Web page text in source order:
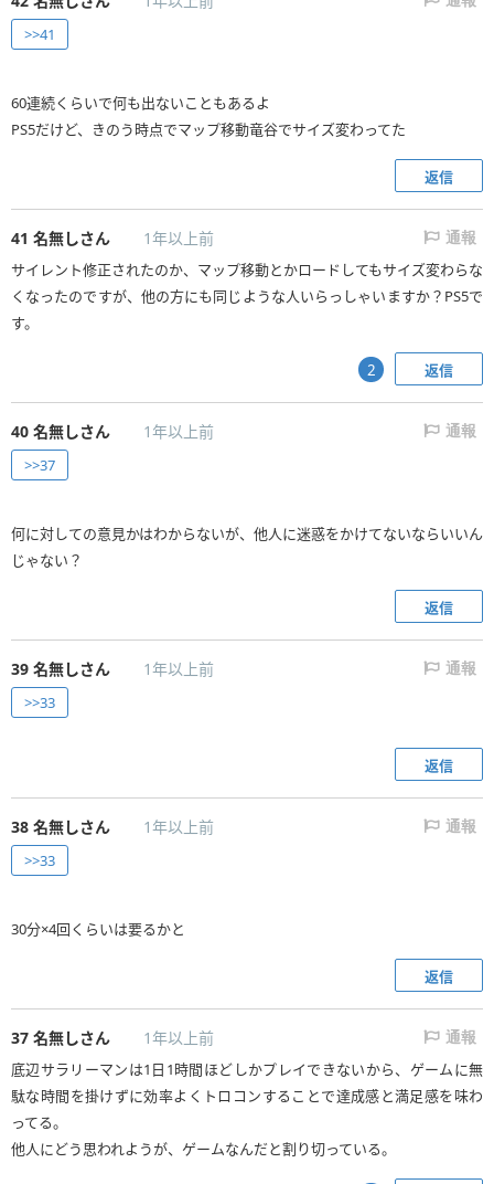
>>41
60連続くらいで何も出ないこともあるよ
PS5だけど、きのう時点でマップ移動竜谷でサイズ変わってた
返信
41 名無しさん 1年以上前 通報
サイレント修正されたのか、マップ移動とかロードしてもサイズ変わらな
くなったのですが、他の方にも同じような人いらっしゃいますか？PS5で
す。
返信
2
40 名無しさん 1年以上前 通報
>>37
何に対しての意見かはわからないが、他人に迷惑をかけてないならいいん
じゃない？
返信
39 名無しさん 1年以上前 通報
>>33
返信
38 名無しさん 1年以上前 通報
>>33
30分×4回くらいは要るかと
返信
37 名無しさん 1年以上前 通報
底辺サラリーマンは1日1時間ほどしかプレイできないから、ゲームに無
駄な時間を掛けずに効率よくトロコンすることで達成感と満足感を味わ
ってる。
他人にどう思われようが、ゲームなんだと割り切っている。